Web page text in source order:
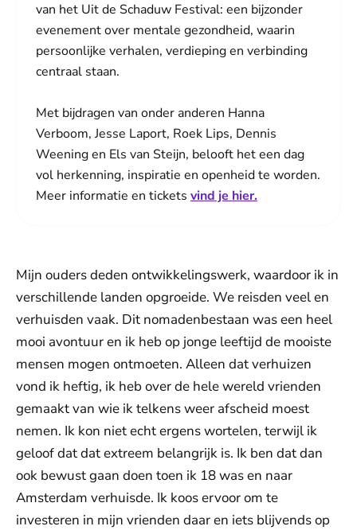
van het Uit de Schaduw Festival: een bijzonder
evenement over mentale gezondheid, waarin
persoonlijke verhalen, verdieping en verbinding
centraal staan.
Met bijdragen van onder anderen Hanna
Verboom, Jesse Laport, Roek Lips, Dennis
Weening en Els van Steijn, belooft het een dag
vol herkenning, inspiratie en openheid te worden.
Meer informatie en tickets vind je hier.
Mijn ouders deden ontwikkelingswerk, waardoor ik in
verschillende landen opgroeide. We reisden veel en
verhuisden vaak. Dit nomadenbestaan was een heel
mooi avontuur en ik heb op jonge leeftijd de mooiste
mensen mogen ontmoeten. Alleen dat verhuizen
vond ik heftig, ik heb over de hele wereld vrienden
gemaakt van wie ik telkens weer afscheid moest
nemen. Ik kon niet echt ergens wortelen, terwijl ik
geloof dat dat extreem belangrijk is. Ik ben dat dan
ook bewust gaan doen toen ik 18 was en naar
Amsterdam verhuisde. Ik koos ervoor om te
investeren in mijn vrienden daar en iets blijvends op